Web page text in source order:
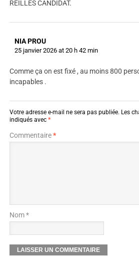
REILLES CANDIDAT.
NIA PROU
25 janvier 2026 at 20 h 42 min
Comme ça on est fixé , au moins 800
incapables .
Votre adresse e-mail ne sera pas publiée. Les
indiqués avec *
Commentaire*
Nom *